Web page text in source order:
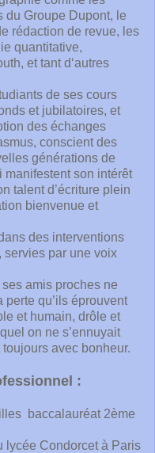
du Groupe Dupont, le
rédaction de revue, les
quantitative,
et tant d‘autres
de ses cours
et jubilatoires, et
des échanges
conscient des
générations de
son intérêt
talent d’écriture plein
bienvenue et
des interventions
servies par une voix
amis proches ne
qu’ils éprouvent
et humain, drôle et
on ne s’ennuyait
avec bonheur.
:
baccalauréat 2ème
Condorcet à Paris